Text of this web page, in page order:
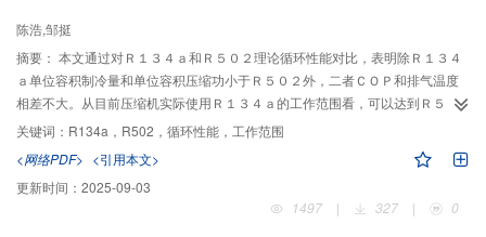
陈浩,邹挺
摘要： 本文通过对Ｒ１３４ａ和Ｒ５０２理论循环性能对比，表明除Ｒ１３４
ａ单位容积制冷量和单位容积压缩功小于Ｒ５０２外，二者ＣＯＰ和排气温度
相差不大。从目前压缩机实际使用Ｒ１３４ａ的工作范围看，可以达到Ｒ５０
２的工作温度范围，为冷藏车中采用Ｒ１３４ａ替代Ｒ５０２进行有益探索。
关键词： R134a，R502，循环性能，工作范围
<网络PDF> <引用本文>
更新时间： 2025-09-03
1497
| 327 | 0